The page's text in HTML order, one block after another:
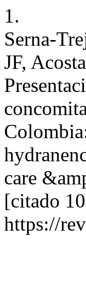
1.
Serna-
JF,
care
[citado
https://